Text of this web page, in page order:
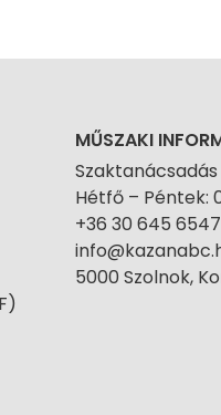
MŰSZAKI
Szaktanácsadás
Hétfő – Péntek:
+36 30 645 6547
5000 Szolnok,